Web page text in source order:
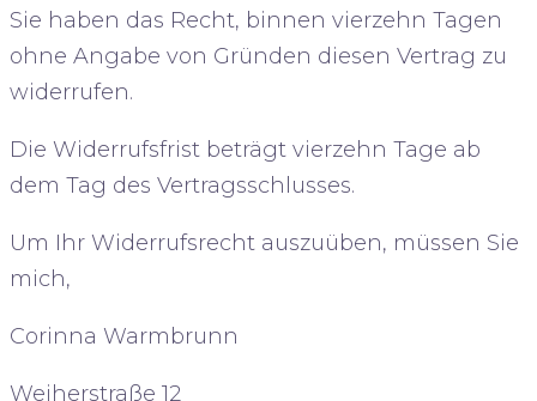
Sie haben das Recht, binnen vierzehn Tagen
ohne Angabe von Gründen diesen Vertrag zu
widerrufen.
Die Widerrufsfrist beträgt vierzehn Tage ab
dem Tag des Vertragsschlusses.
Um Ihr Widerrufsrecht auszuüben, müssen Sie
mich,
Corinna Warmbrunn
Weiherstraße 12